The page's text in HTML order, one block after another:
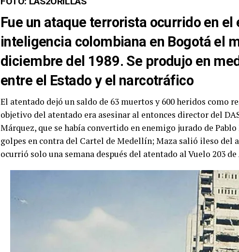
Fue un ataque terrorista ocurrido en el
inteligencia colombiana en Bogotá el
diciembre del 1989. Se produjo en
entre el Estado y el narcotráfico
El atentado dejó un saldo de 63 muertos y 600 heridos como
objetivo del atentado era asesinar al entonces director del
Márquez, que se había convertido en enemigo jurado de Pablo
golpes en contra del Cartel de Medellín; Maza salió ileso del
ocurrió solo una semana después del atentado alVuelo 203